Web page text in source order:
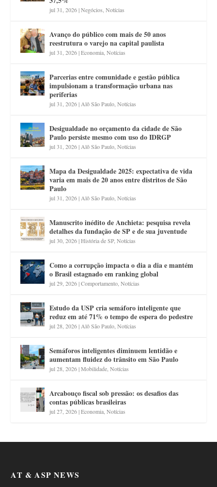
jul 31, 2026|Negócios ,Notícias
Avanço do público com mais de 50 anos
reestrutura o varejo na capital paulista
jul 31, 2026|Economia ,Notícias
Parcerias entre comunidade e gestão pública
impulsionam a transformação urbana nas
periferias
jul 31, 2026| Alô São Paulo ,Notícias
Desigualdade no orçamento da cidade de São
Paulo persiste mesmo com uso do IDRGP
jul 31, 2026| Alô São Paulo ,Notícias
Mapa da Desigualdade 2025: expectativa de vida
varia em mais de 20 anos entre distritos de São
Paulo
jul 31, 2026| Alô São Paulo ,Notícias
Manuscrito inédito de Anchieta: pesquisa revela
detalhes da fundação de SP e de sua juventude
jul 30, 2026|História de SP,Notícias
Como a corrupção impacta o dia a dia e mantém
o Brasil estagnado em ranking global
jul 29, 2026|Comportamento ,Notícias
Estudo da USP cria semáforo inteligente que
reduz em até 71% o tempo de espera do pedestre
jul 28, 2026| Alô São Paulo ,Notícias
Semáforos inteligentes diminuem lentidão e
aumentam fluidez do trânsito em São Paulo
jul 28, 2026|Mobilidade ,Notícias
Arcabouço fiscal sob pressão: os desafios das
contas públicas brasileiras
jul 27, 2026|Economia ,Notícias
AT & ASP NEWS